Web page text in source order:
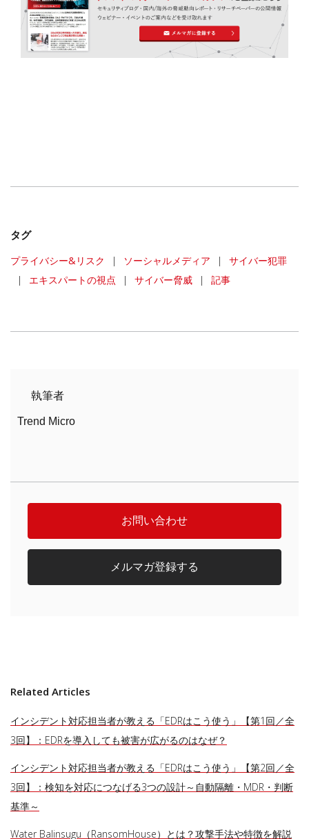
タグ
プライバシー&リスク | ソーシャルメディア |
サイバー犯罪
|
エキスパートの視点 | サイバー脅威 | 記事
執筆者
Trend Micro
お問い合わせ
メルマガ登録する
Related Articles
インシデント対応担当者が教える「EDRはこう使う」【第1回／全
3回】：EDRを導入しても被害が広がるのはなぜ？
インシデント対応担当者が教える「EDRはこう使う」【第2回／全
3回】：検知を対応につなげる3つの設計～自動隔離・MDR・判断
基準～
Water Balinsugu（RansomHouse）とは？攻撃手法や特徴を解説